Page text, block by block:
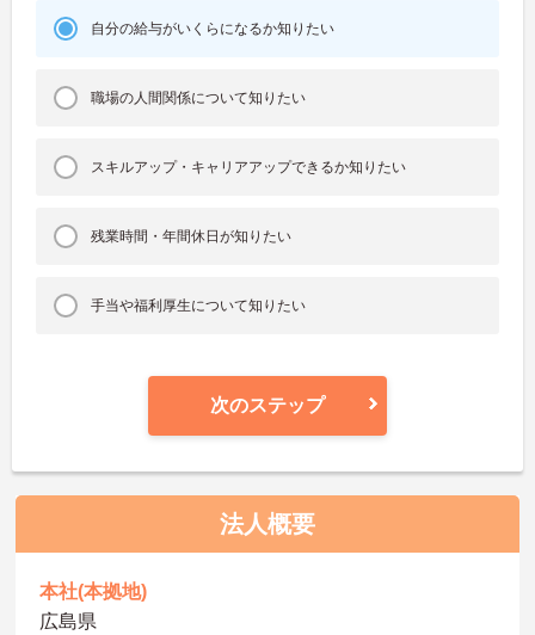
自分の給与がいくらになるか知りたい
職場の人間関係について知りたい
スキルアップ・キャリアアップできるか知りたい
残業時間・年間休日が知りたい
手当や福利厚生について知りたい
次のステップ
法人概要
本社(本拠地)
広島県